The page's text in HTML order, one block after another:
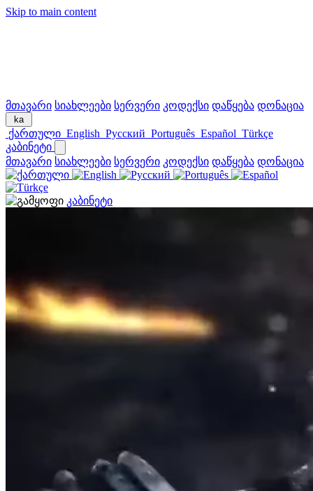
Skip to main content
მთავარი სიახლეები სერვერი კოდექსი დაწყება დონაცია
ka
ქართული English Русский Português Español Türkçe
კაბინეტი
მთავარი სიახლეები სერვერი კოდექსი დაწყება დონაცია
კაბინეტი